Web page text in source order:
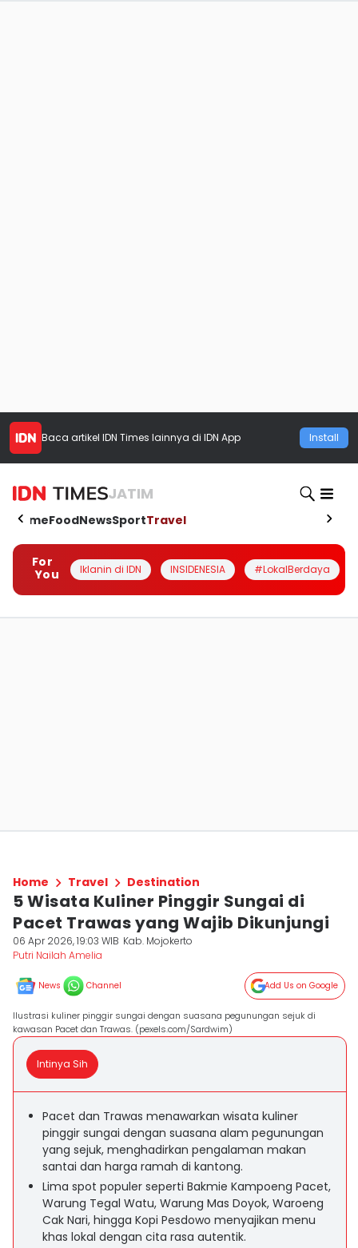
Baca artikel IDN Times lainnya di IDN App Install
JATIM
HomeFoodNewsSportTravel
For
You
Iklanin di IDN INSIDENESIA #LokalBerdaya
Home Travel Destination
5 Wisata Kuliner Pinggir Sungai di
Pacet Trawas yang Wajib Dikunjungi
06 Apr 2026, 19:03 WIB Kab. Mojokerto
Putri Nailah Amelia
News Channel Add Us on Google
Ilustrasi kuliner pinggir sungai dengan suasana pegunungan sejuk di
kawasan Pacet dan Trawas. (pexels.com/Sardwim)
Intinya Sih
Pacet dan Trawas menawarkan wisata kuliner
pinggir sungai dengan suasana alam pegunungan
yang sejuk, menghadirkan pengalaman makan
santai dan harga ramah di kantong.
Lima spot populer seperti Bakmie Kampoeng Pacet,
Warung Tegal Watu, Warung Mas Doyok, Waroeng
Cak Nari, hingga Kopi Pesdowo menyajikan menu
khas lokal dengan cita rasa autentik.